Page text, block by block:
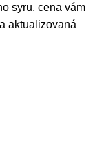
syru, cena vám
aktualizovaná